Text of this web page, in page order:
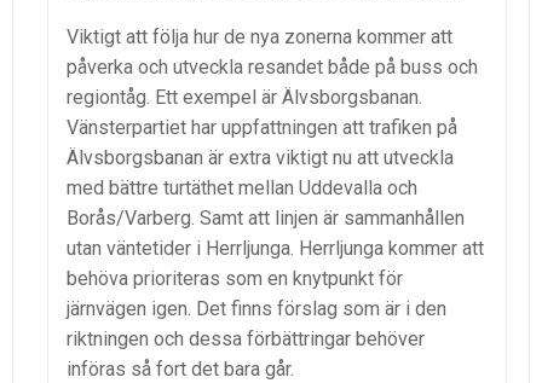
Viktigt att följa hur de nya zonerna kommer att
påverka och utveckla resandet både på buss och
regiontåg. Ett exempel är Älvsborgsbanan.
Vänsterpartiet har uppfattningen att trafiken på
Älvsborgsbanan är extra viktigt nu att utveckla
med bättre turtäthet mellan Uddevalla och
Borås/Varberg. Samt att linjen är sammanhållen
utan väntetider i Herrljunga. Herrljunga kommer att
behöva prioriteras som en knytpunkt för
järnvägen igen. Det finns förslag som är i den
riktningen och dessa förbättringar behöver
införas så fort det bara går.